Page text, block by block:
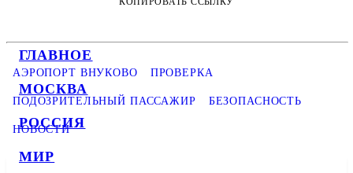
ГЛАВНОЕ
МОСКВА
РОССИЯ
МИР
АЭРОПОРТ ВНУКОВО ПРОВЕРКА
ПОДОЗРИТЕЛЬНЫЙ ПАССАЖИР БЕЗОПАСНОСТЬ
НОВОСТИ